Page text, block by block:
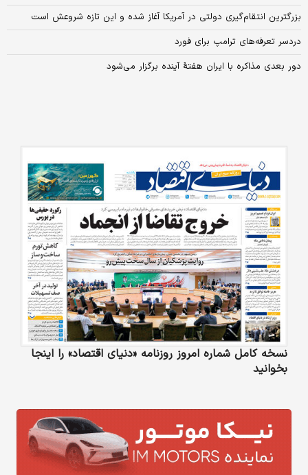
بزرگترین انتقام‌گیری دولتی در آمریکا آغاز شده و این تازه شروعش است
دردسر تعرفه‌های ترامپ برای فورد
دور بعدی مذاکره با ایران هفتهٔ آینده برگزار می‌شود
نسخه کامل شماره امروز روزنامه «دنیای‌ اقتصاد» را اینجا
بخوانید